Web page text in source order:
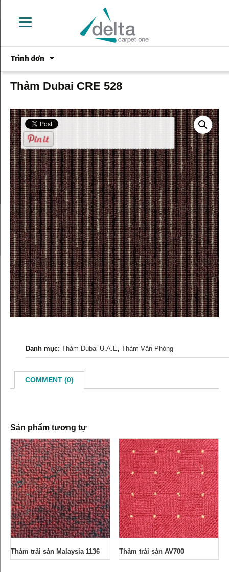
Trình đơn
phần
nội
dung
Thảm Dubai CRE 528
Danh mục: Thảm Dubai U.A.E, Thảm Văn Phòng
COMMENT (0)
Sản phẩm tương tự
Thảm trải sàn Malaysia 1136 Thảm trải sàn AV700